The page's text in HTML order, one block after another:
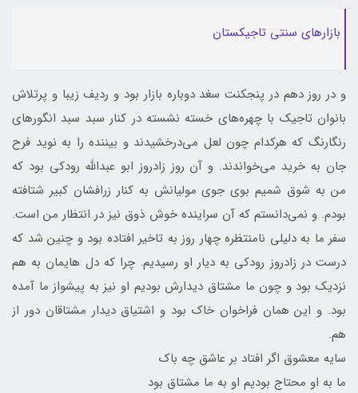
بازارهای سنتی تاجیکستان
و در روز دهم در پنجکنت سغد دوباره بازار بود و ردیف زیبا و پرتلاش
بانوان تاجیک با چهره‌های خسته نشسته در کنار سبد سبد انگورهای
رنگارنگ که هرکدام چون لعل می‌درخشیدند و بیننده را به نوید فرح
جان به خرید می‌خواندند. و آن روز زادروز ابو عبدالله رودکی بود که
من به شوق شمیم بوی جوی مولیانش به کنار زرافشان کبیر شتافته
بودم. و نمی‌دانستم که آن سراینده خوش ذوق نیز در انتظار من است.
سفر ما به دلیلی نامنتظره چهار روز به تاخیر افتاده بود و چنین شد که
درست در زادروز رودکی به دیار او رسیدیم. چرا که دل هایمان به هم
نزدیک بود و چون ما مشتاق دیدارش بودیم او نیز به پیشواز ما آمده
بود. و این همان فراخوان خاک بود و اشتیاق دیدار مشتاقان دور از
هم.
سایه معشوق اگر افتاد بر عاشق چه باک
ما به او محتاج بودیم او به ما مشتاق بود